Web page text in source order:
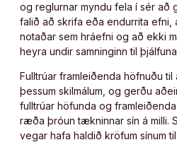
og reglurnar myndu fela í sér að
falið að skrifa eða endurrita efni,
notaðar sem hráefni og að ekki
heyra undir samninginn til
Fulltrúar framleiðenda höfnuðu til
þessum skilmálum, og gerðu
fulltrúar höfunda og
ræða þróun tækninnar sín á milli.
vegar hafa haldið kröfum sínum